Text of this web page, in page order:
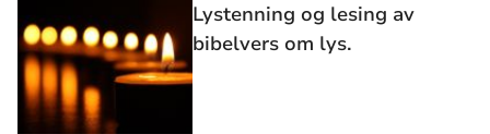
Lystenning og lesing av
bibelvers om lys.